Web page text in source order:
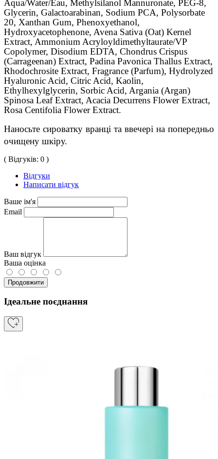
Aqua/Water/Eau, Methylsilanol Mannuronate, PEG-8,
Glycerin, Galactoarabinan, Sodium PCA, Polysorbate
20, Xanthan Gum, Phenoxyethanol,
Hydroxyacetophenone, Avena Sativa (Oat) Kernel
Extract, Ammonium Acryloyldimethyltaurate/VP
Copolymer, Disodium EDTA, Chondrus Crispus
(Carrageenan) Extract, Padina Pavonica Thallus Extract,
Rhodochrosite Extract, Fragrance (Parfum), Hydrolyzed
Hyaluronic Acid, Citric Acid, Kaolin,
Ethylhexylglycerin, Sorbic Acid, Argania (Argan)
Spinosa Leaf Extract, Acacia Decurrens Flower Extract,
Rosa Centifolia Flower Extract.
Наносьте сироватку вранці та ввечері на попередньо
очищену шкіру.
( Відгуків: 0 )
Відгуки
Написати відгук
Ваше ім'я
Email
Ваш відгук
Ваша оцінка
Продовжити
Ідеальне поєднання